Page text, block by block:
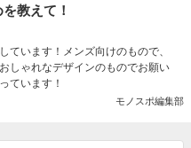
教えて！
ています！メンズ向けのもので、
しゃれなデザインのものでお願い
ています！
モノスポ編集部